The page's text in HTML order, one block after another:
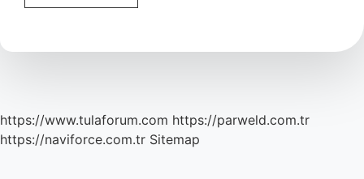
De
Demek
https://www.tulaforum.com https://parweld.com.tr
https://naviforce.com.tr Sitemap